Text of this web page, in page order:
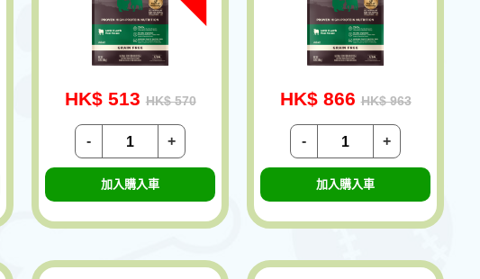
HK$ 513 HK$ 570
+
-
加入購入車
HK$ 866 HK$ 963
+
-
加入購入車